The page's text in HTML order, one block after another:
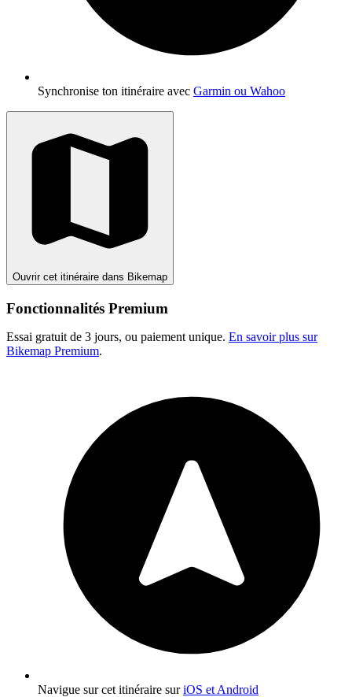
Synchronise ton itinéraire avec Garmin ou Wahoo
Ouvrir cet itinéraire dans Bikemap
Fonctionnalités Premium
Essai gratuit de 3 jours, ou paiement unique. En savoir plus sur
Bikemap Premium.
Navigue sur cet itinéraire suriOS et Android